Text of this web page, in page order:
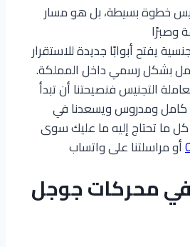
خطوة بسيطة، بل هو مسار
وصبرًا
يفتح أبوابًا جديدة للاستقرار
بشكل رسمي داخل المملكة.
التجنيس فنصيحتنا أن تبدأ
ومدروس ويسعدنا في
ما تحتاج إليه ما عليك سوى
أو مراسلتنا على واتساب
محركات جوجل